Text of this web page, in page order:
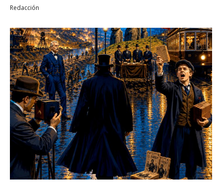
Redacción